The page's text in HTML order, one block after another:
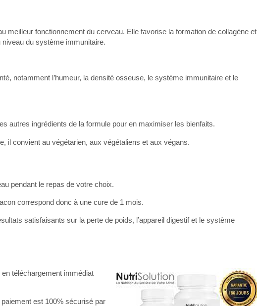
meilleur fonctionnement du cerveau. Elle favorise la formation de collagène et
du système immunitaire.
notamment l’humeur, la densité osseuse, le système immunitaire et le
autres ingrédients de la formule pour en maximiser les bienfaits.
il convient au végétarien, aux végétaliens et aux végans.
pendant le repas de votre choix.
correspond donc à une cure de 1 mois.
satisfaisants sur la perte de poids, l’appareil digestif et le système
téléchargement immédiat
est 100% sécurisé par